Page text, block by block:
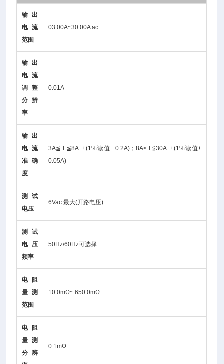
输出
电流
范围
03.00A~30.00A ac
输出
电流
调整
分辨
率
0.01A
输出
电流
准确
度
3A≦ I ≦8A: ±(1%读值+ 0.2A)；8A< I ≦30A: ±(1%读值+
0.05A)
测试
电压
6Vac 最大(开路电压)
测试
电压
频率
50Hz/60Hz可选择
电阻
量测
范围
10.0mΩ~ 650.0mΩ
电阻
量测
分辨
0.1mΩ